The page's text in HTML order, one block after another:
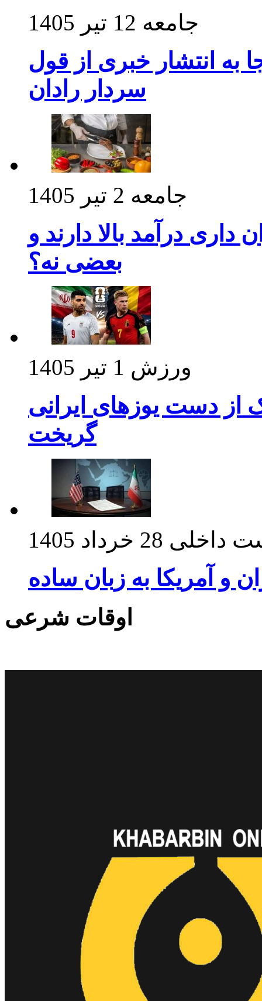
جامعه 12 تیر 1405
به انتشار خبری از قول
سردار رادان
جامعه 2 تیر 1405
درآمد بالا دارند و
بعضی نه؟
ورزش 1 تیر 1405
از دست یوزهای ایرانی
گریخت
داخلی 28 خرداد 1405
و آمریکا به زبان ساده
اوقات شرعی